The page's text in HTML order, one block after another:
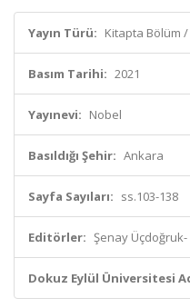
Yayın Türü: Kitapta Bölüm /
Basım Tarihi: 2021
Yayınevi: Nobel
Basıldığı Şehir: Ankara
Sayfa Sayıları: ss.103-138
Editörler: Şenay
Dokuz Eylül Üniversitesi